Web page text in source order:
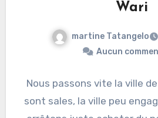
Wari
martine Tatangelo
Aucun
Nous passons vite la ville
sont sales, la ville peu